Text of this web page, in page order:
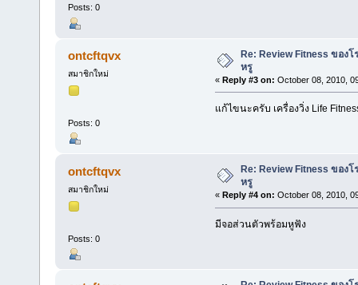
Posts: 0
ontcftqvx
สมาชิกใหม่
Posts: 0
Re: Review Fitness ของ
หรู
« Reply #3 on: October 08, 2010,
แก้ไขนะครับ เครื่องวิ่ง Life
ontcftqvx
สมาชิกใหม่
Posts: 0
Re: Review Fitness ของ
หรู
« Reply #4 on: October 08, 2010,
มีจอส่วนตัวพร้อมหูฟัง